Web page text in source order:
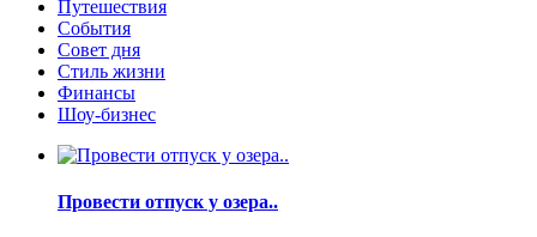
Путешествия
События
Совет дня
Стиль жизни
Финансы
Шоу-бизнес
Провести отпуск у озера..